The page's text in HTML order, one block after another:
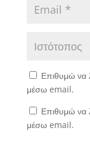
Επιθυμώ να
μέσω email.
Επιθυμώ να
μέσω email.